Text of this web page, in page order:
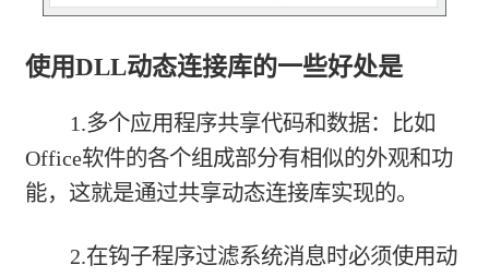
使用DLL动态连接库的一些好处是
1.多个应用程序共享代码和数据：比如
Office软件的各个组成部分有相似的外观和功
能，这就是通过共享动态连接库实现的。
2.在钩子程序过滤系统消息时必须使用动